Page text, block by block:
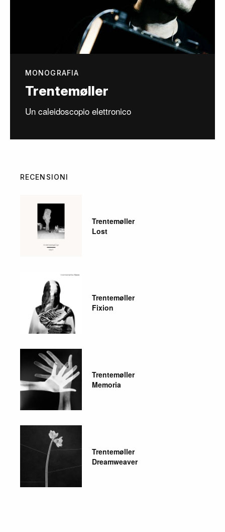
MONOGRAFIA
Trentemøller
Un caleidoscopio elettronico
RECENSIONI
Trentemøller
Lost
Trentemøller
Fixion
Trentemøller
Memoria
Trentemøller
Dreamweaver